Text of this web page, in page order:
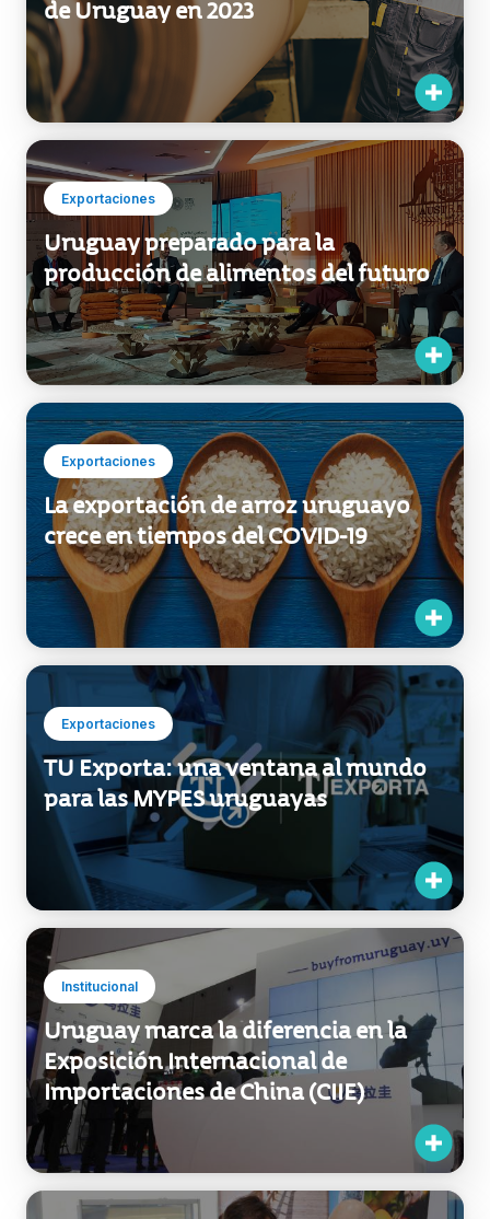
Exportaciones
Uruguay preparado para la
producción de alimentos del futuro
Exportaciones
La exportación de arroz uruguayo
crece en tiempos del COVID-19
Exportaciones
TU Exporta: una ventana al mundo
para las MYPES uruguayas
Institucional
Uruguay marca la diferencia en la
Exposición Internacional de
Importaciones de China (CIIE)
Exportaciones
Uruguay fue galardonado como el
más destacado expositor de América